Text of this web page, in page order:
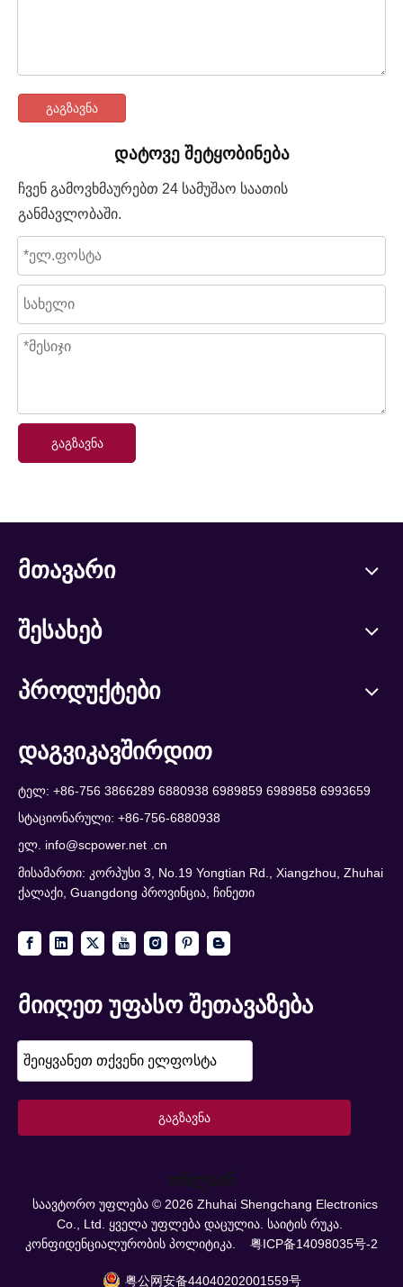
გაგზავნა
დატოვე შეტყობინება
ჩვენ გამოვხმაურებთ 24 სამუშაო საათის
განმავლობაში.
გაგზავნა
მთავარი
შესახებ
პროდუქტები
დაგვიკავშირდით
ტელ: +86-756 3866289 6880938 6989859 6989858 6993659
სტაციონარული: +86-756-6880938
ელ. info@scpower.net .cn
მისამართი: კორპუსი 3, No.19 Yongtian Rd., Xiangzhou, Zhuhai
ქალაქი, Guangdong პროვინცია, ჩინეთი
მიიღეთ უფასო შეთავაზება
გაგზავნა
ონლაინ
საავტორო უფლება © 2026 Zhuhai Shengchang Electronics
Co., Ltd. ყველა უფლება დაცულია. საიტის რუკა.
კონფიდენციალურობის პოლიტიკა.
粤ICP备14098035号-2
粤公网安备44040202001559号